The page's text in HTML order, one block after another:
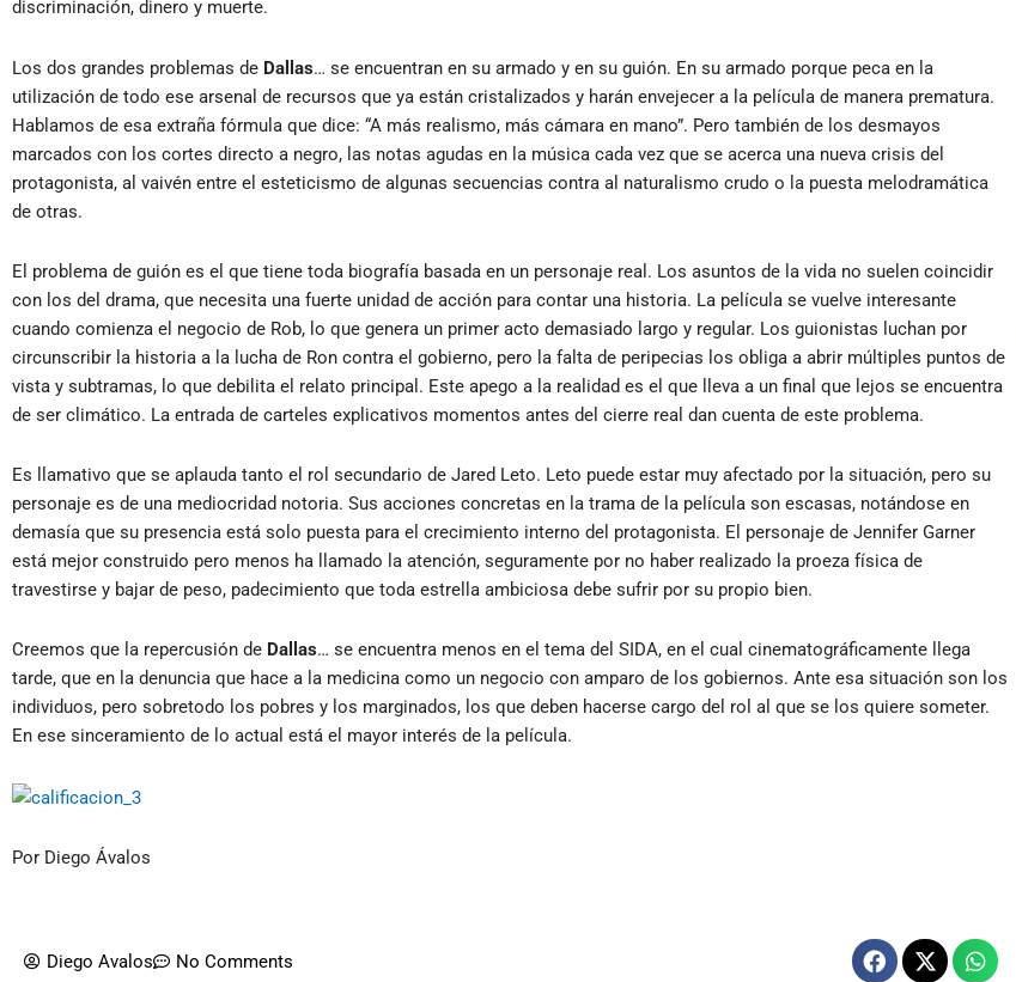
discriminación, dinero y muerte.
Los dos grandes problemas de Dallas… se encuentran en su armado y en su guión. En su armado porque peca en la
utilización de todo ese arsenal de recursos que ya están cristalizados y harán envejecer a la película de manera prematura.
Hablamos de esa extraña fórmula que dice: “A más realismo, más cámara en mano”. Pero también de los desmayos
marcados con los cortes directo a negro, las notas agudas en la música cada vez que se acerca una nueva crisis del
protagonista, al vaivén entre el esteticismo de algunas secuencias contra al naturalismo crudo o la puesta melodramática
de otras.
El problema de guión es el que tiene toda biografía basada en un personaje real. Los asuntos de la vida no suelen coincidir
con los del drama, que necesita una fuerte unidad de acción para contar una historia. La película se vuelve interesante
cuando comienza el negocio de Rob, lo que genera un primer acto demasiado largo y regular. Los guionistas luchan por
circunscribir la historia a la lucha de Ron contra el gobierno, pero la falta de peripecias los obliga a abrir múltiples puntos de
vista y subtramas, lo que debilita el relato principal. Este apego a la realidad es el que lleva a un final que lejos se encuentra
de ser climático. La entrada de carteles explicativos momentos antes del cierre real dan cuenta de este problema.
Es llamativo que se aplauda tanto el rol secundario de Jared Leto. Leto puede estar muy afectado por la situación, pero su
personaje es de una mediocridad notoria. Sus acciones concretas en la trama de la película son escasas, notándose en
demasía que su presencia está solo puesta para el crecimiento interno del protagonista. El personaje de Jennifer Garner
está mejor construido pero menos ha llamado la atención, seguramente por no haber realizado la proeza física de
travestirse y bajar de peso, padecimiento que toda estrella ambiciosa debe sufrir por su propio bien.
Creemos que la repercusión de Dallas… se encuentra menos en el tema del SIDA, en el cual cinematográficamente llega
tarde, que en la denuncia que hace a la medicina como un negocio con amparo de los gobiernos. Ante esa situación son los
individuos, pero sobretodo los pobres y los marginados, los que deben hacerse cargo del rol al que se los quiere someter.
En ese sinceramiento de lo actual está el mayor interés de la película.
Por Diego Ávalos
Diego Avalos No Comments